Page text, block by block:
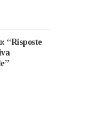
“Risposte